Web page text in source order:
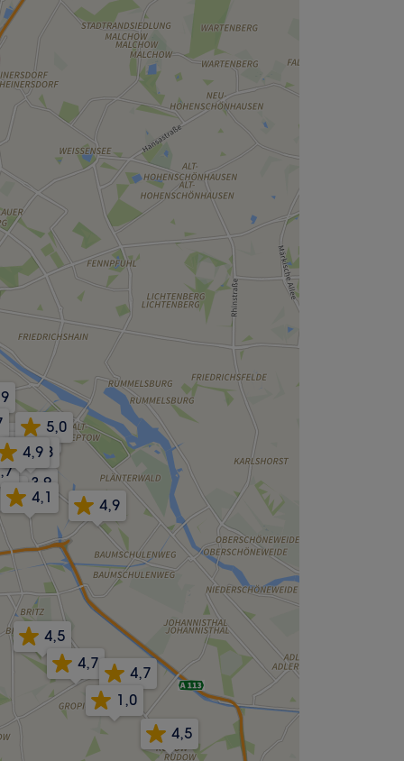
3,9
4,7
4,6
4,5
4,9
4,7
5,0
4,7
4,5
4,8
4,7
4,1
4,9
1,0